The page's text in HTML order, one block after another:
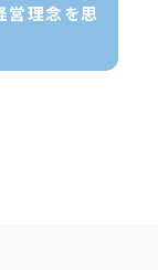
営理念を思